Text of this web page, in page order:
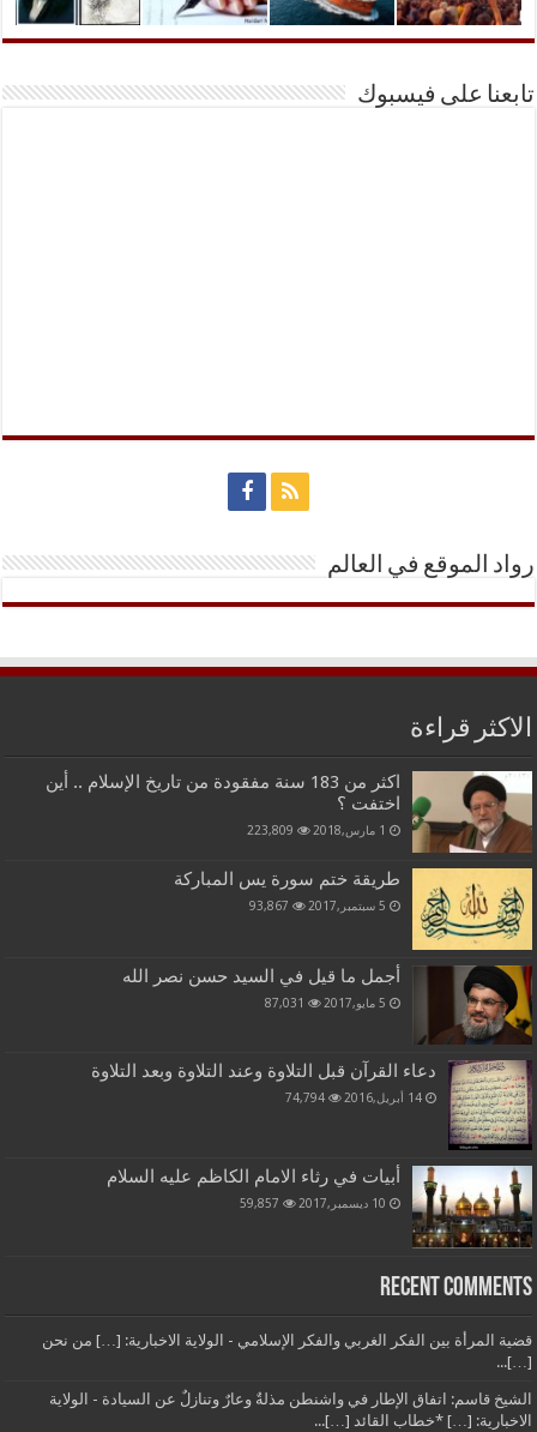
تابعنا على فيسبوك
رواد الموقع في العالم
الاكثر قراءة
اكثر من 183 سنة مفقودة من تاريخ الإسلام .. أين
اختفت ؟
1 مارس,2018 223,809
طريقة ختم سورة يس المباركة
5 سبتمبر,2017 93,867
أجمل ما قيل في السيد حسن نصر الله
5 مايو,2017 87,031
دعاء القرآن قبل التلاوة وعند التلاوة وبعد التلاوة
14 أبريل,2016 74,794
أبيات في رثاء الامام الكاظم عليه السلام
10 ديسمبر,2017 59,857
Recent Comments
قضية المرأة بين الفكر الغربي والفكر الإسلامي - الولاية الاخبارية: […] من نحن
[…]...
الشيخ قاسم: اتفاق الإطار في واشنطن مذلةٌ وعارٌ وتنازلٌ عن السيادة - الولاية
الاخبارية: […] *خطاب القائد […]...